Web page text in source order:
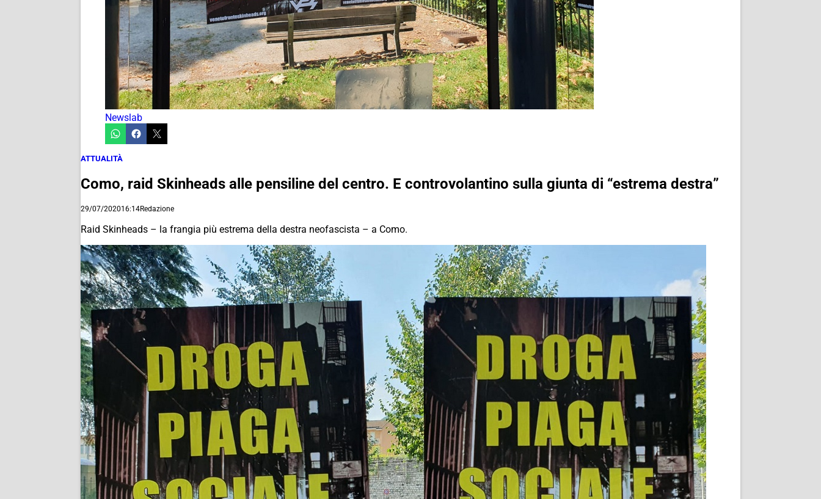
Newslab
ATTUALITÀ
Como, raid Skinheads alle pensiline del centro. E controvolantino sulla giunta di “estrema destra”
29/07/202016:14Redazione
Raid Skinheads – la frangia più estrema della destra neofascista – a Como.